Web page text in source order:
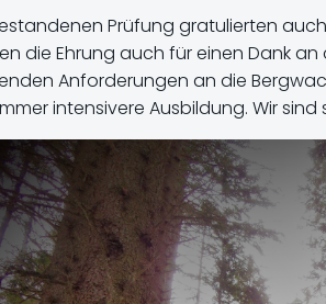
Prüfung gratulierten
die Ehrung auch für einen Dank
Anforderungen an die
intensivere Ausbildung. Wir